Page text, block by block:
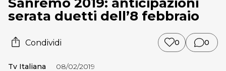
serata duetti dell’8 febbraio
Condividi 0 0
Tv Italiana 08/02/2019